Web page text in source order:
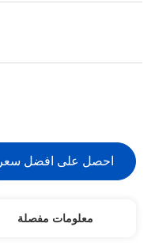
احصل على افضل سعر
معلومات مفصلة